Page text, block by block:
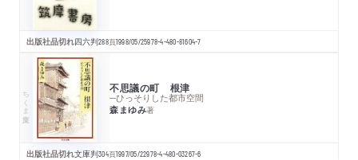
出版社品切れ四六判288頁1998/05/25978-4-480-81604-7
ちくま文庫 不思議の町 根津
─ひっそりした都市空間
森まゆみ著
出版社品切れ文庫判304頁1997/05/22978-4-480-03267-6